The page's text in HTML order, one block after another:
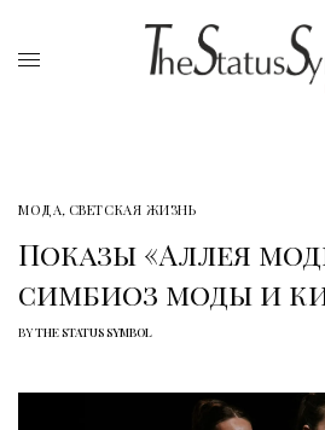
МОДА, СВЕТСКАЯ ЖИЗНЬ
Показы «Аллея
симбиоз моды и
BYTHE STATUS SYMBOL